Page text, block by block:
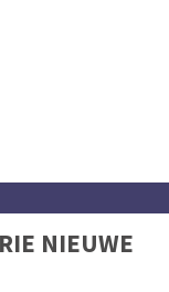
NIEUWE